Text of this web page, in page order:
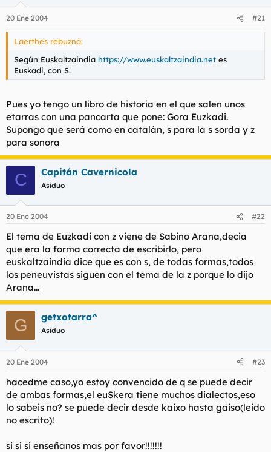
20 Ene 2004 #21
Laerthes rebuznó:
Según Euskaltzaindia https://www.euskaltzaindia.net es
Euskadi, con S.
Pues yo tengo un libro de historia en el que salen unos
etarras con una pancarta que pone: Gora Euzkadi.
Supongo que será como en catalán, s para la s sorda y z
para sonora
C Capitán Cavernicola
Asiduo
20 Ene 2004 #22
El tema de Euzkadi con z viene de Sabino Arana,decia
que era la forma correcta de escribirlo, pero
euskaltzaindia dice que es con s, de todas formas,todos
los peneuvistas siguen con el tema de la z porque lo dijo
Arana...
G getxotarra^
Asiduo
20 Ene 2004 #23
hacedme caso,yo estoy convencido de q se puede decir
de ambas formas,el euSkera tiene muchos dialectos,eso
lo sabeis no? se puede decir desde kaixo hasta gaiso(leido
no escrito)!
si si si enseñanos mas por favor!!!!!!!